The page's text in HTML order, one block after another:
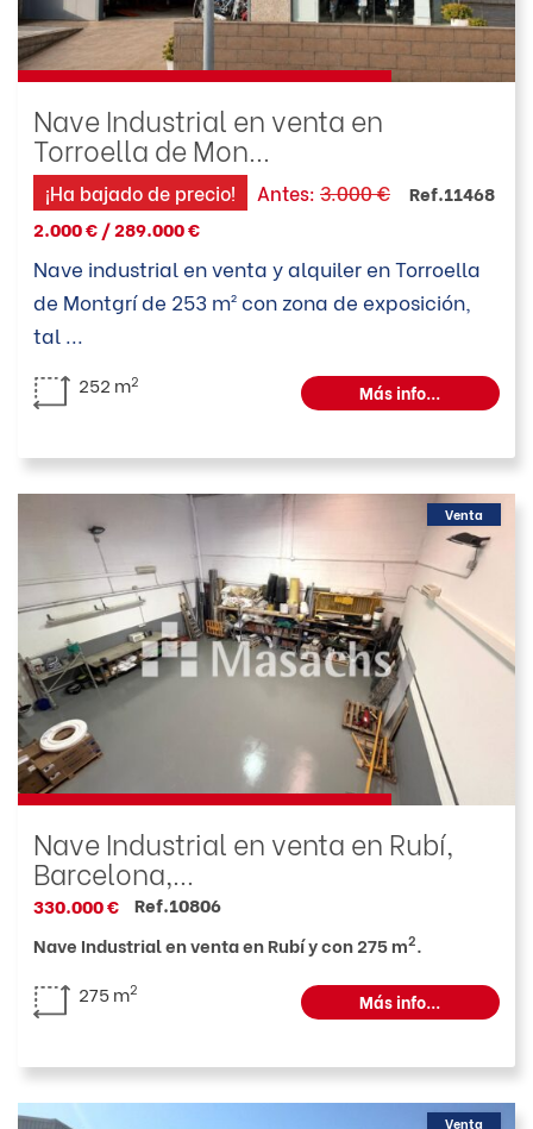
Nave Industrial en venta en
Torroella de Mon...
¡Ha bajado de precio! Antes: 3.000 €
Ref.11468
2.000 € / 289.000 €
Nave industrial en venta y alquiler en Torroella
de Montgrí de 253 m² con zona de exposición,
tal ...
252 m2 Más info...
Venta
Nave Industrial en venta en Rubí,
Barcelona,...
Ref.10806
330.000 €
Nave Industrial en venta en Rubí y con 275 m2.
275 m2 Más info...
Venta